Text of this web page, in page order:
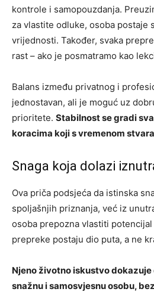
kontrole i samopouzdanja.
za vlastite odluke, osoba postaje
vrijednosti. Također, svaka
rast – ako je posmatramo kao
Balans između privatnog i
jednostavan, ali je moguć uz
prioritete. Stabilnost se gradi
koracima koji s vremenom
Snaga koja dolazi
Ova priča podsjeća da istinska
spoljašnjih priznanja, već iz
osoba prepozna vlastiti
prepreke postaju dio puta, a ne
Njeno životno iskustvo
snažnu i samosvjesnu osobu,